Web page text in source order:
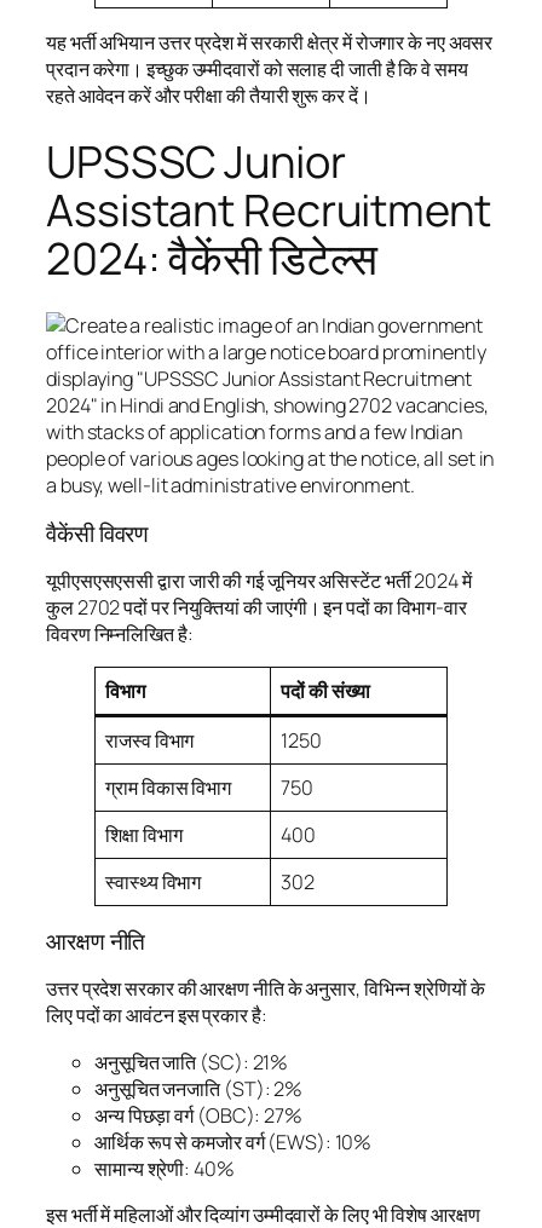
यह भर्ती अभियान उत्तर प्रदेश में सरकारी क्षेत्र में रोजगार के नए अवसर
प्रदान करेगा। इच्छुक उम्मीदवारों को सलाह दी जाती है कि वे समय
रहते आवेदन करें और परीक्षा की तैयारी शुरू कर दें।
UPSSSC Junior
Assistant Recruitment
2024: वैकेंसी डिटेल्स
वैकेंसी विवरण
यूपीएसएसएससी द्वारा जारी की गई जूनियर असिस्टेंट भर्ती 2024 में
कुल 2702 पदों पर नियुक्तियां की जाएंगी। इन पदों का विभाग-वार
विवरण निम्नलिखित है:
विभाग
पदों की संख्या
राजस्व विभाग
1250
ग्राम विकास विभाग
750
शिक्षा विभाग
400
स्वास्थ्य विभाग
302
आरक्षण नीति
उत्तर प्रदेश सरकार की आरक्षण नीति के अनुसार, विभिन्न श्रेणियों के
लिए पदों का आवंटन इस प्रकार है:
अनुसूचित जाति (SC): 21%
अनुसूचित जनजाति (ST): 2%
अन्य पिछड़ा वर्ग (OBC): 27%
आर्थिक रूप से कमजोर वर्ग (EWS): 10%
सामान्य श्रेणी: 40%
इस भर्ती में महिलाओं और दिव्यांग उम्मीदवारों के लिए भी विशेष आरक्षण